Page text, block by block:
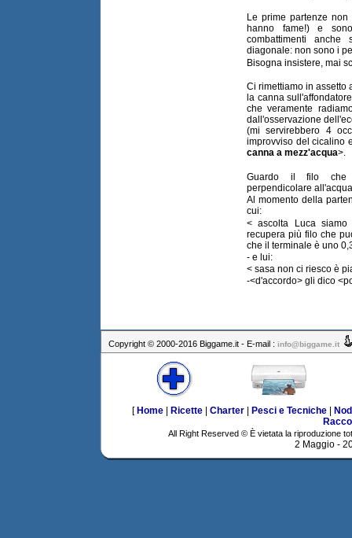
Le prime partenze
hanno fame!) e
combattimenti
diagonale: non sono i
Bisogna insistere, mai
Ci rimettiamo in assetto
la canna
che veramente
dall'osservazione
(mi servirebbero 4
improvviso del cicalino
canna a mezz'acqua>.
Guardo il filo che
perpendicolare
Al momento della
cui:
< ascolta Luca
recupera più filo che
che il terminale è uno
- e lui:
< sasa non ci riesco è
-<d'accordo> gli dico
Copyright © 2000-2016 Biggame.it - E-mail : info@biggame.it
[ Home| Ricette| Charter| Pesci e Tecniche|
All Right Reserved © È vietata la riproduzione
2 Maggio -